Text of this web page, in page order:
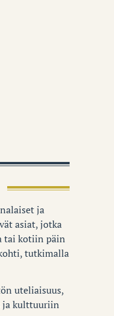
ja
asiat, jotka
tai kotiin päin
tutkimalla
uteliaisuus,
ja kulttuuriin